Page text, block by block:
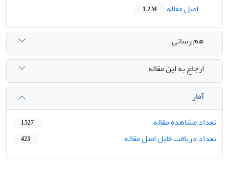
اصل مقاله
1.2 M
هم رسانی
ارجاع به این مقاله
آمار
تعداد مشاهده مقاله
1,527
تعداد دریافت فایل اصل مقاله 423